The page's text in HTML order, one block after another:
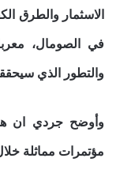
الاسثمار والطرق
في الصومال،
والتطور الذي
وأوضح جردي ان
مؤتمرات مماثلة